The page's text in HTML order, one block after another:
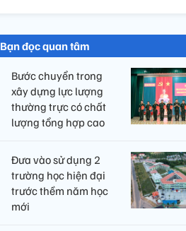
Bạn đọc quan tâm
Bước chuyển trong
xây dựng lực lượng
thường trực có chất
lượng tổng hợp cao
Đưa vào sử dụng 2
trường học hiện đại
trước thềm năm học
mới